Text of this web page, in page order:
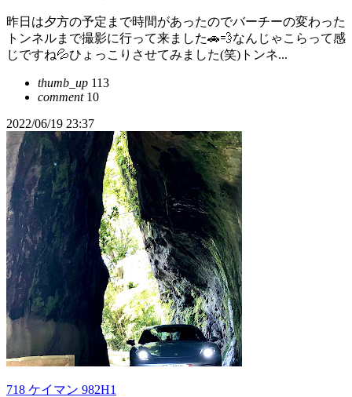
昨日は夕方の予定まで時間があったのでバーチーの変わった
トンネルまで撮影に行って来ました🚗💨なんじゃこらって感
じですね💦ひょっこりさせてみました(笑)トンネ...
thumb_up 113
comment10
2022/06/19 23:37
718 ケイマン 982H1